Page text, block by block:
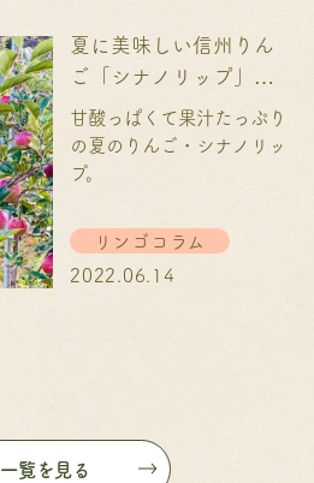
夏に美味しい信州りん
ご「シナノリップ」な
ら、農家直送の
COCORO FARMに決ま
り!
甘酸っぱくて果汁たっぷり
の夏のりんご・シナノリッ
プ。
リンゴコラム
2022.06.14
一覧を見る